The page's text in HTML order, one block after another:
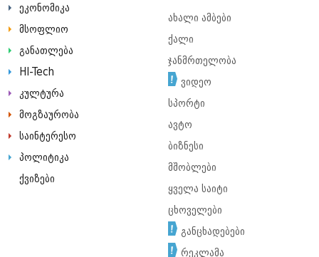
ეკონომიკა
მსოფლიო
განათლება
HI-Tech
კულტურა
მოგზაურობა
საინტერესო
პოლიტიკა
ქვიზები
ახალი ამბები
ქალი
ჯანმრთელობა
ვიდეო
სპორტი
ავტო
ბიზნესი
მშობლები
ყველა საიტი
ცხოველები
განცხადებები
რეკლამა